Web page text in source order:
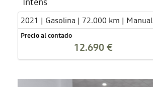
2021 | Gasolina | 72.000 km | Manual
Precio al contado
12.690 €